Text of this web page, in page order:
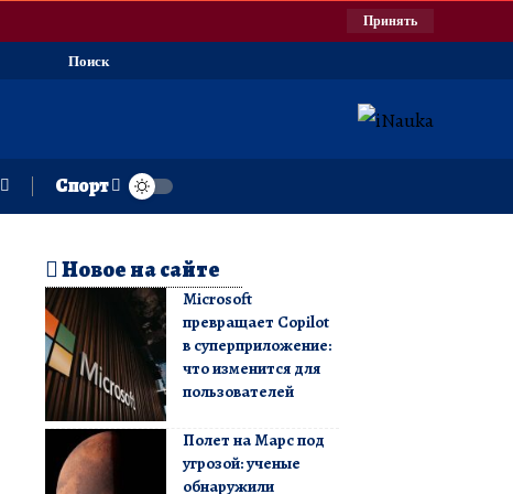
Принять
Поиск
Спорт
Новое на сайте
Microsoft
превращает Copilot
в суперприложение:
что изменится для
пользователей
Полет на Марс под
угрозой: ученые
обнаружили